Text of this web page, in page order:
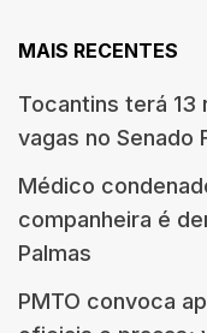
MAIS RECENTES
Tocantins terá 13
vagas no Senado
Médico
companheira é
Palmas
PMTO convoca